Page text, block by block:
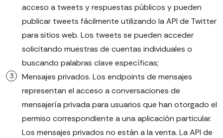
acceso a tweets y respuestas públicos y pueden
publicar tweets fácilmente utilizando la API de Twitter
para sitios web. Los tweets se pueden acceder
solicitando muestras de cuentas individuales o
buscando palabras clave específicas;
Mensajes privados. Los endpoints de mensajes
representan el acceso a conversaciones de
mensajería privada para usuarios que han otorgado el
permiso correspondiente a una aplicación particular.
Los mensajes privados no están a la venta. La API de